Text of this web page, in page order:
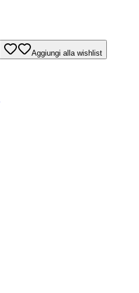
Aggiungi alla wishlist